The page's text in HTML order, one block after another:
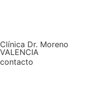
Clínica Dr. Moreno
VALENCIA
contacto